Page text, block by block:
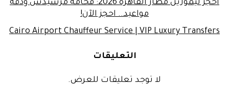
احجز ليموزين مطار القاهرة 2026: فخامة مرسيدس ودقة
مواعيد.. احجز الآن!
Cairo Airport Chauffeur Service | VIP Luxury Transfers
التعليقات
لا توجد تعليقات للعرض.